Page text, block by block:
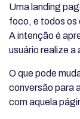
Uma landing
foco, e todos os
A intenção é
usuário realize a
O que pode
conversão para
com aquela